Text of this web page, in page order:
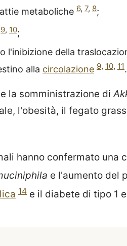
metaboliche 6, 7, 8;
9, 10;
l'inibizione della
alla circolazione 9, 10, 11.
la somministrazione di
l'obesità, il fegato
hanno confermato una
e l'aumento del
14 e il diabete di tipo 1